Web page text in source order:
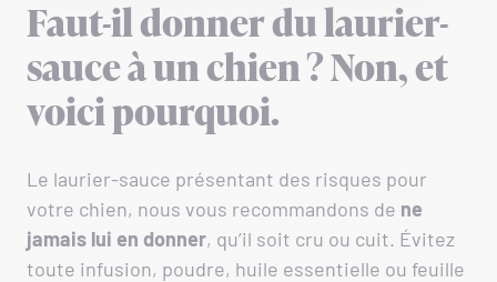
Faut-il donner du laurier-
sauce à un chien ? Non, et
voici pourquoi.
Le laurier-sauce présentant des risques pour
votre chien, nous vous recommandons de ne
jamais lui en donner, qu’il soit cru ou cuit. Évitez
toute infusion, poudre, huile essentielle ou feuille